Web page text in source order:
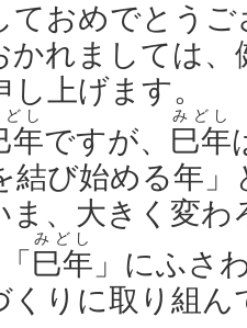
ておめでとう
かれましては
上げます。
年
どし
ですが、 巳年
みどし
結び始める年
ま、大きく変
巳年
みどし
」にふさ
くりに取り組ん